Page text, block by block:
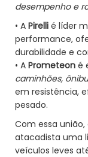
desempenho e
• A Pirelli é líder
performance,
durabilidade e
• A Prometeon é
caminhões,
em resistência,
pesado.
Com essa
atacadista uma
veículos leves